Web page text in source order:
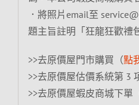
．將照片email至
題主旨註明「狂龍狂歡禮
>>去原價屋門市購買（點
>>去原價屋估價系統第 3
>>去原價屋蝦皮商城下單